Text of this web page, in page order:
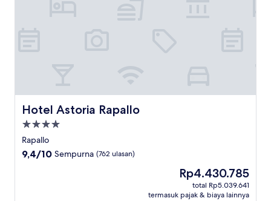
Hotel Astoria Rapallo
Hotel Astoria Rapallo
Properti
bintang
4.0
Rapallo
9.4
9,4/10 Sempurna (762 ulasan)
Harga
sekarang
Rp4.430.785
Rp4.430.785
total Rp5.039.641
termasuk pajak & biaya lainnya